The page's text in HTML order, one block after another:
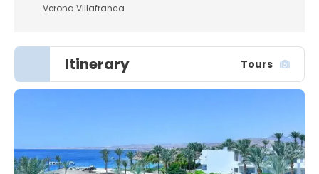
Verona Villafranca
Itinerary Tours